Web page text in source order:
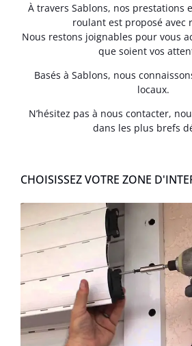
À travers Sablons, nos prestations
roulant est proposé avec
Nous restons joignables pour vous
que soient vos
Basés à Sablons, nous
locaux.
N’hésitez pas à nous contacter,
dans les plus brefs
CHOISISSEZ VOTRE ZONE